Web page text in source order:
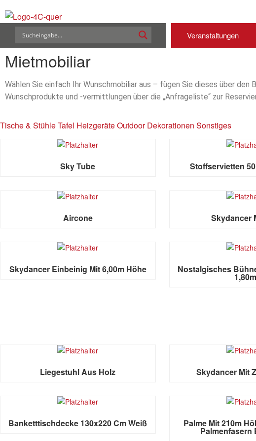
Veranstaltungen
Mietmobiliar
Wählen Sie einfach Ihr Wunschmobiliar aus – fügen Sie dieses über
Wunschprodukte und -vermittlungen über die „Anfrageliste“ zur
Tische & StühleTafel HeizgeräteOutdoor Dekorationen Sonstiges
Sky Tube Stoffservietten
Aircone Skydancer
Skydancer Einbeinig Mit 6,00m Höhe Nostalgisches
Liegestuhl Aus Holz Skydancer Mit
Banketttischdecke 130x220 Cm Weiß Palme Mit 210m
Palmenfasern